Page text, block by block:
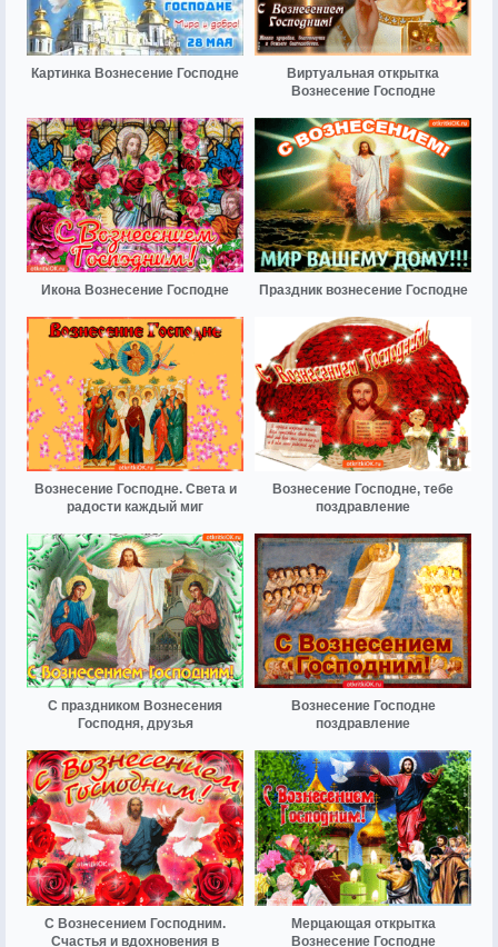
Картинка Вознесение Господне
Виртуальная открытка
Вознесение Господне
Икона Вознесение Господне Праздник вознесение Господне
Вознесение Господне. Света и
радости каждый миг
Вознесение Господне, тебе
поздравление
С праздником Вознесения
Господня, друзья
Вознесение Господне
поздравление
С Вознесением Господним.
Счастья и вдохновения в
Мерцающая открытка
Вознесение Господне